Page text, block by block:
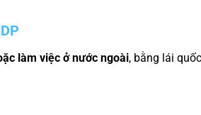
làm việc ở nước ngoài, bằng lái